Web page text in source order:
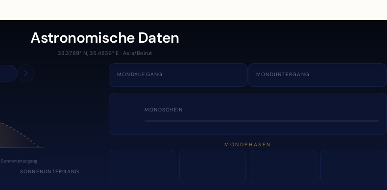
Astronomische Daten
33.3789° N, 35.4839° E · Asia/Beirut
Sonnenuntergang
SONNENUNTERGANG
MONDAUFGANG MONDUNTERGANG
MONDSCHEIN
MONDPHASEN